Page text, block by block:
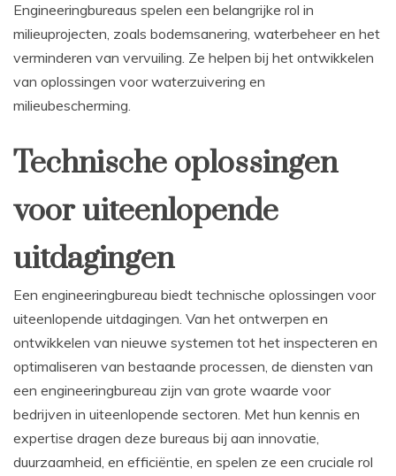
Engineeringbureaus spelen een belangrijke rol in
milieuprojecten, zoals bodemsanering, waterbeheer en het
verminderen van vervuiling. Ze helpen bij het ontwikkelen
van oplossingen voor waterzuivering en
milieubescherming.
Technische oplossingen
voor uiteenlopende
uitdagingen
Een engineeringbureau biedt technische oplossingen voor
uiteenlopende uitdagingen. Van het ontwerpen en
ontwikkelen van nieuwe systemen tot het inspecteren en
optimaliseren van bestaande processen, de diensten van
een engineeringbureau zijn van grote waarde voor
bedrijven in uiteenlopende sectoren. Met hun kennis en
expertise dragen deze bureaus bij aan innovatie,
duurzaamheid, en efficiëntie, en spelen ze een cruciale rol